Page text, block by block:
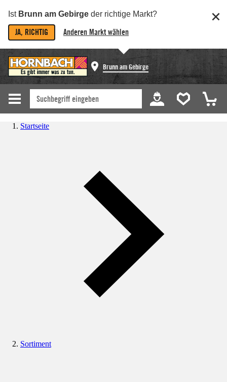
Ist Brunn am Gebirge der richtige Markt?
JA, RICHTIG Anderen Markt wählen
Brunn am Gebirge
Startseite
Sortiment